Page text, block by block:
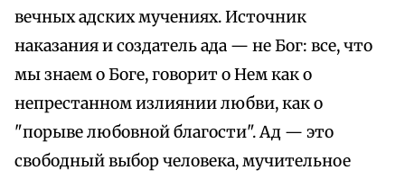
вечных адских мучениях. Источник
наказания и создатель ада — не Бог: все, что
мы знаем о Боге, говорит о Нем как о
непрестанном излиянии любви, как о
"порыве любовной благости". Ад — это
свободный выбор человека, мучительное